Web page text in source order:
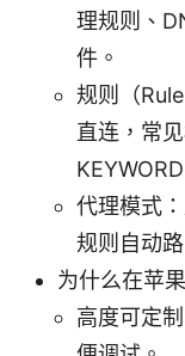
理规则、
件。
规则（
直连，常
代理模式
规则自动路
为什么在苹
高度可定